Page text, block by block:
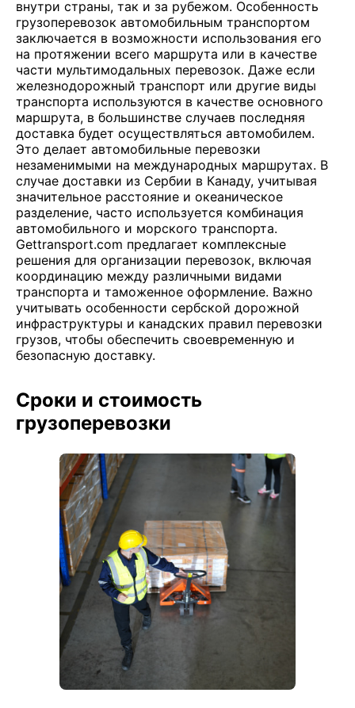
внутри страны, так и за рубежом. Особенность
грузоперевозок автомобильным транспортом
заключается в возможности использования его
на протяжении всего маршрута или в качестве
части мультимодальных перевозок. Даже если
железнодорожный транспорт или другие виды
транспорта используются в качестве основного
маршрута, в большинстве случаев последняя
доставка будет осуществляться автомобилем.
Это делает автомобильные перевозки
незаменимыми на международных маршрутах. В
случае доставки из Сербии в Канаду, учитывая
значительное расстояние и океаническое
разделение, часто используется комбинация
автомобильного и морского транспорта.
Gettransport.com предлагает комплексные
решения для организации перевозок, включая
координацию между различными видами
транспорта и таможенное оформление. Важно
учитывать особенности сербской дорожной
инфраструктуры и канадских правил перевозки
грузов, чтобы обеспечить своевременную и
безопасную доставку.
Сроки и стоимость
грузоперевозки